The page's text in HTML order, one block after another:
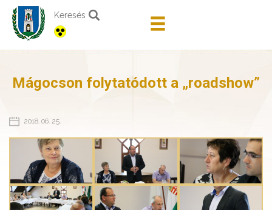
Keresés
Mágocson folytatódott a „roadshow”
2018. 06. 25.